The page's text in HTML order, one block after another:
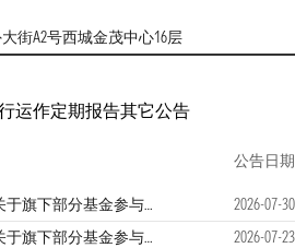
街A2号西城金茂中心16层
运作定期报告其它公告
公告日期
鹏扬基金管理有限公司关于旗下部分基金参与玄元保险代理有限公司费率优惠活动的公告
2026-07-30
鹏扬基金管理有限公司关于旗下部分基金参与汇添富基金销售（上海）有限公司费率优惠活动的公告
2026-07-23